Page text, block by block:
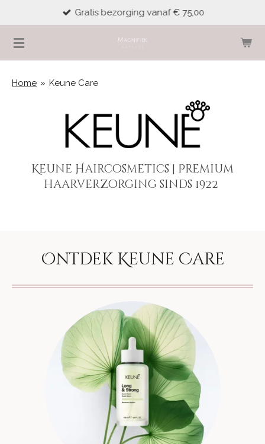
naar
de
hoofdinhoud
Gratis bezorging vanaf € 75,00
Home » Keune Care
Keune Haircosmetics | Premium
haarverzorging sinds 1922
Ontdek Keune Care